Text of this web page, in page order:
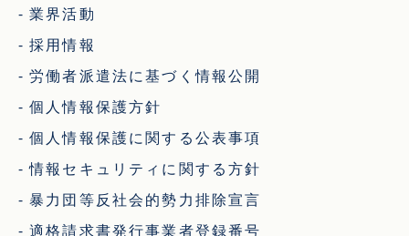
業界活動
採用情報
労働者派遣法に基づく情報公開
個人情報保護方針
個人情報保護に関する公表事項
情報セキュリティに関する方針
暴力団等反社会的勢力排除宣言
適格請求書発行事業者登録番号